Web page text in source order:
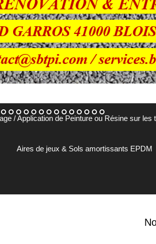
/ Application de Peinture ou Résine sur les
Aires de jeux & Sols amortissants EPDM